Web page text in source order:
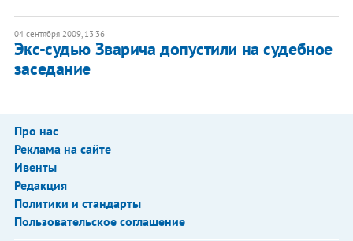
04 сентября 2009, 13:36
Экс-судью Зварича допустили на судебное
заседание
Про нас
Реклама на сайте
Ивенты
Редакция
Политики и стандарты
Пользовательское соглашение